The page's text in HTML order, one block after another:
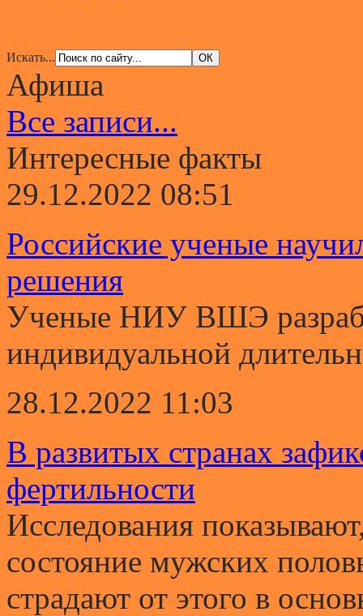
Искать...
Афиша
Все записи...
Интересные факты
29.12.2022 08:51
Российские ученые
решения
Ученые НИУ ВШЭ
индивидуальной
28.12.2022 11:03
В развитых странах
фертильности
Исследования
состояние мужских
страдают от этого в